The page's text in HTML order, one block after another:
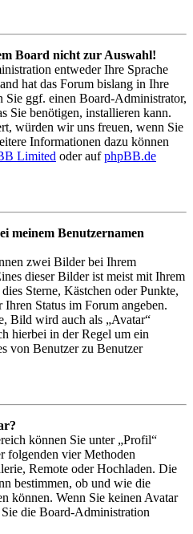
Board nicht zur Auswahl!
entweder Ihre Sprache
hat das Forum bislang in Ihre
Sie ggf. einen Board-Administrator,
Sie benötigen, installieren kann.
würden wir uns freuen, wenn Sie
Informationen dazu können
Limited oder aufphpBB.de
meinem Benutzernamen
zwei Bilder bei Ihrem
dieser Bilder ist meist mit Ihrem
Sterne, Kästchen oder Punkte,
Status im Forum angeben.
Bild wird auch als „Avatar“
hierbei in der Regel um ein
von Benutzer zu Benutzer
können Sie unter „Profil“
folgenden vier Methoden
Remote oder Hochladen. Die
bestimmen, ob und wie die
können. Wenn Sie keinen Avatar
die Board-Administration